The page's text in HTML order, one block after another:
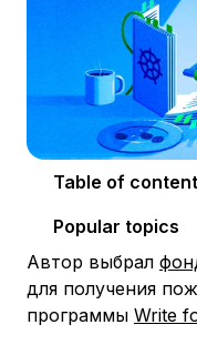
Table of
Popular topics
Автор выбрал
для получения
программы Write